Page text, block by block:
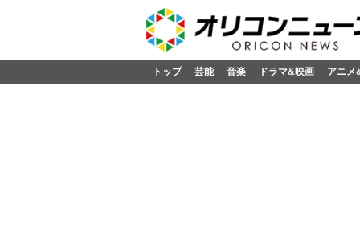
トップ 芸能 音楽 ドラマ&映画 アニメ